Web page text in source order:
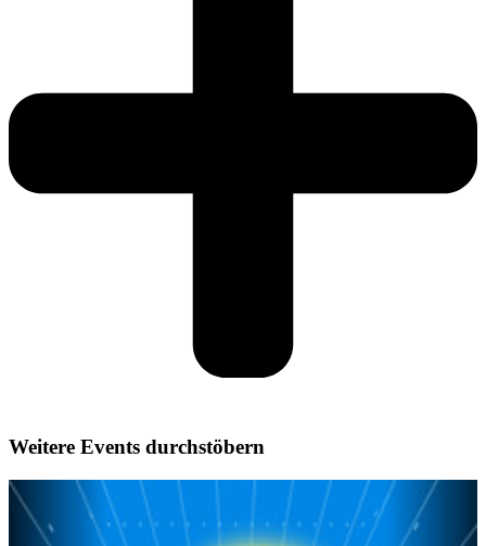
Weitere Events durchstöbern